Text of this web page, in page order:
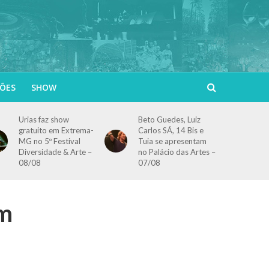
SHOW
Urias faz show
gratuito em Extrema-
MG no 5º Festival
Diversidade & Arte –
08/08
Beto Guedes, Luiz
Carlos SÁ, 14 Bis e
Tuia se apresentam
no Palácio das Artes –
07/08